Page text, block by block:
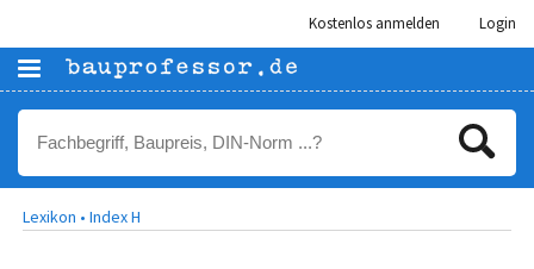
Kostenlos anmelden Login
Lexikon • Index H